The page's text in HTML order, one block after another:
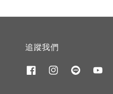
追蹤我們